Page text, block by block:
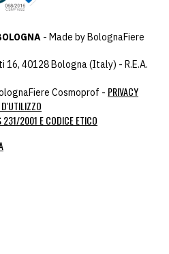
- Made by BolognaFiere
40128 Bologna (Italy) - R.E.A.
Cosmoprof - PRIVACY
231/2001 E CODICE ETICO